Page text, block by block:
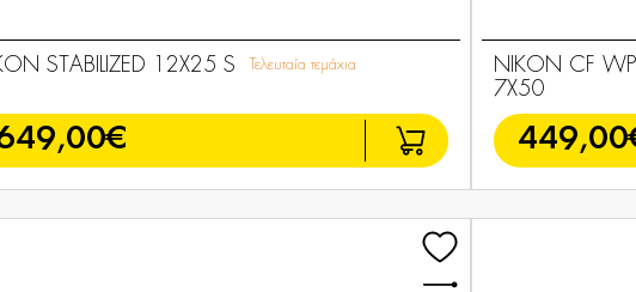
STABILIZED 12X25 S Τελευταία τεμάχια
NIKON CF
7X50